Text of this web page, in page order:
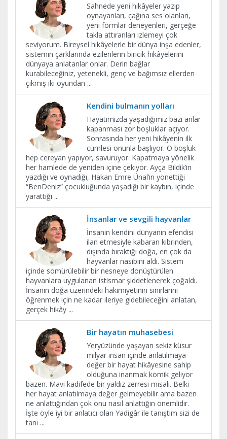
Sahnede yeni hikâyeler yazıp
oynayanları, çağına ses olanları,
yeni formlar deneyenleri, gerçeğe
takla attıranları izlemeyi çok
seviyorum. Bireysel hikâyelerle bir dünya inşa edenler,
sistemin çarklarında ezilenlerin biricik hikâyelerini
dünyaya anlatanlar onlar. Derin bağlar
kurabileceğiniz, yetenekli, genç ve bağımsız ellerden
çıkmış iki oyundan ...
​Kendini bulmanın yolları
Hayatımızda yaşadığımız bazı anlar
kapanması zor boşluklar açıyor.
Sonrasında her yeni hikâyenin ilk
cümlesi onunla başlıyor. O boşluk
hep cereyan yapıyor, savuruyor. Kapatmaya yönelik
her hamlede de yeniden içine çekiyor. Ayça Bildik’in
yazdığı ve oynadığı, Hakan Emre Ünal’ın yönettiği
“BenDeniz” çocukluğunda yaşadığı bir kaybın, içinde
yarattığı ...
İnsanlar ve sevgili hayvanlar
İnsanın kendini dünyanın efendisi
ilan etmesiyle kabaran kibrinden,
dışında bıraktığı doğa, en çok da
hayvanlar nasibini aldı. Sistem
içinde sömürülebilir bir nesneye dönüştürülen
hayvanlara uygulanan istismar şiddetlenerek çoğaldı.
İnsanın doğa üzerindeki hakimiyetinin sınırlarını
öğrenmek için ne kadar ileriye gidebileceğini anlatan,
gerçek hikây ...
Bir hayatın muhasebesi
Yeryüzünde yaşayan sekiz küsur
milyar insan içinde anlatılmaya
değer bir hayat hikâyesine sahip
olduğuna inanmak komik geliyor
bazen. Mavi kadifede bir yaldız zerresi misali. Belki
her hayat anlatılmaya değer gelmeyebilir ama bazen
ne anlattığından çok onu nasıl anlattığın önemlidir.
İşte öyle iyi bir anlatıcı olan Yadigâr ile tanıştım sizi de
tanı ...